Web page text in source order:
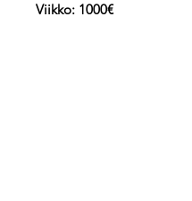
Viikko: 1000€